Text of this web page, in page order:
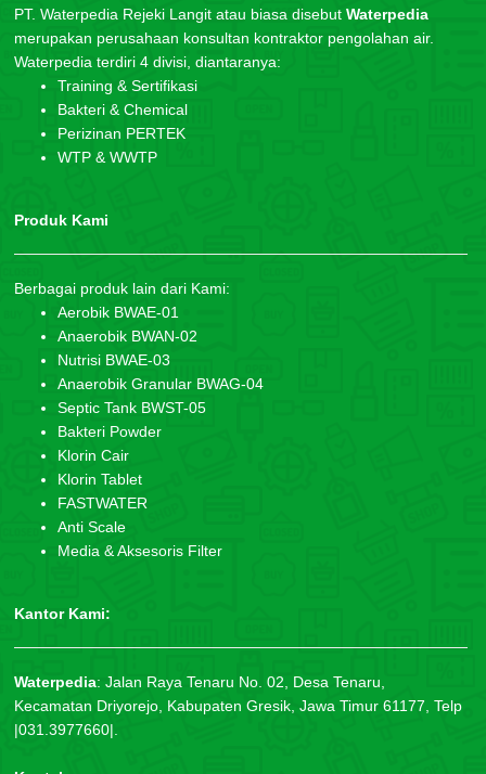
PT. Waterpedia Rejeki Langit atau biasa disebut Waterpedia
merupakan perusahaan konsultan kontraktor pengolahan air.
Waterpedia terdiri 4 divisi, diantaranya:
Training & Sertifikasi
Bakteri & Chemical
Perizinan PERTEK
WTP & WWTP
Produk Kami
Berbagai produk lain dari Kami:
Aerobik BWAE-01
Anaerobik BWAN-02
Nutrisi BWAE-03
Anaerobik Granular BWAG-04
Septic Tank BWST-05
Bakteri Powder
Klorin Cair
Klorin Tablet
FASTWATER
Anti Scale
Media & Aksesoris Filter
Kantor Kami:
Waterpedia: Jalan Raya Tenaru No. 02, Desa Tenaru,
Kecamatan Driyorejo, Kabupaten Gresik, Jawa Timur 61177, Telp
|031.3977660|.